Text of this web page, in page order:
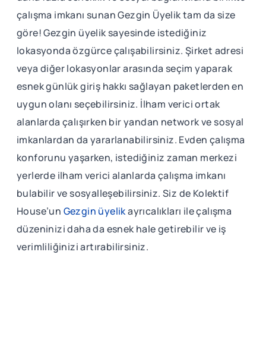
çalışma imkanı sunan Gezgin Üyelik tam da size
göre! Gezgin üyelik sayesinde istediğiniz
lokasyonda özgürce çalışabilirsiniz. Şirket adresi
veya diğer lokasyonlar arasında seçim yaparak
esnek günlük giriş hakkı sağlayan paketlerden en
uygun olanı seçebilirsiniz. İlham verici ortak
alanlarda çalışırken bir yandan network ve sosyal
imkanlardan da yararlanabilirsiniz. Evden çalışma
konforunu yaşarken, istediğiniz zaman merkezi
yerlerde ilham verici alanlarda çalışma imkanı
bulabilir ve sosyalleşebilirsiniz. Siz de Kolektif
House’un Gezgin üyelikayrıcalıkları ile çalışma
düzeninizi daha da esnek hale getirebilir ve iş
verimliliğinizi artırabilirsiniz.